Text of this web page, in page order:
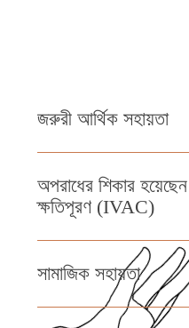
জরুরী আর্থিক সহায়তা
অপরাধের শিকার
ক্ষতিপূরণ (IVAC)
সামাজিক সহায়তা